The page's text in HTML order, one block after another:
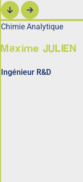
Chimie Analytique
Maxime JULIEN
Ingénieur R&D